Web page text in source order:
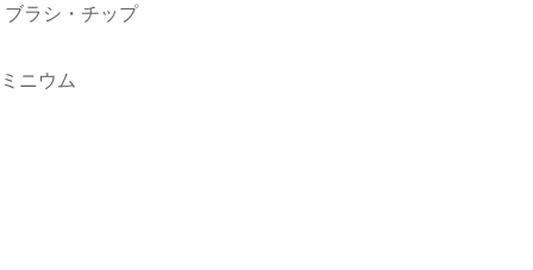
ブラシ・チップ
ニウム